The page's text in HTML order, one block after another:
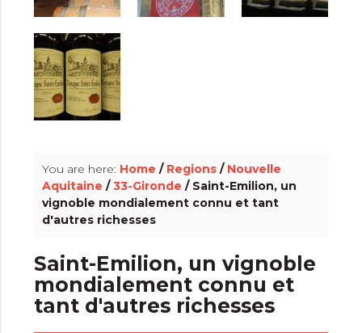
You are here: Home / Regions / Nouvelle
Aquitaine /33-Gironde / Saint-Emilion, un
vignoble mondialement connu et tant
d'autres richesses
Saint-Emilion, un vignoble
mondialement connu et
tant d'autres richesses